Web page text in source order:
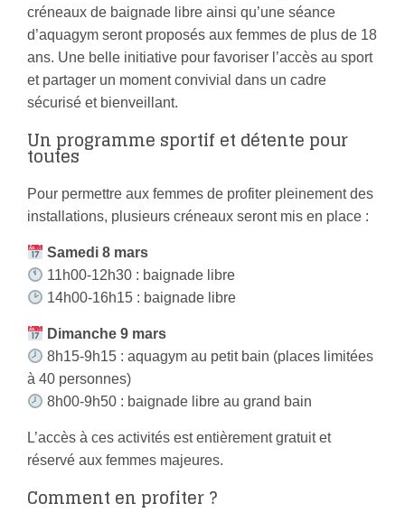
créneaux de baignade libre ainsi qu’une séance
d’aquagym seront proposés aux femmes de plus de 18
ans. Une belle initiative pour favoriser l’accès au sport
et partager un moment convivial dans un cadre
sécurisé et bienveillant.
Un programme sportif et détente pour
toutes
Pour permettre aux femmes de profiter pleinement des
installations, plusieurs créneaux seront mis en place :
Samedi 8 mars
11h00-12h30 : baignade libre
14h00-16h15 : baignade libre
Dimanche 9 mars
8h15-9h15 : aquagym au petit bain (places limitées
à 40 personnes)
8h00-9h50 : baignade libre au grand bain
L’accès à ces activités est entièrement gratuit et
réservé aux femmes majeures.
Comment en profiter ?